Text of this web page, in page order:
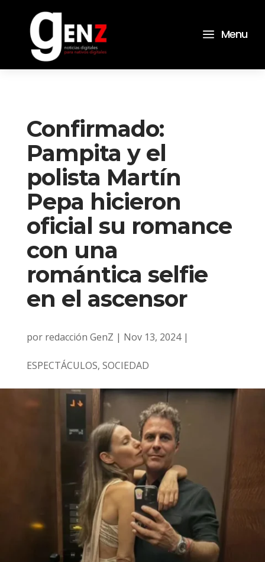
a Menu
Confirmado:
Pampita y el
polista Martín
Pepa hicieron
oficial su romance
con una
romántica selfie
en el ascensor
por redacción GenZ | Nov 13, 2024|
ESPECTÁCULOS, SOCIEDAD